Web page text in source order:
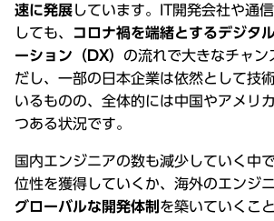
速に発展しています。IT開発会社や通
しても、
コロナ禍を端緒とするデジタ
ーション（DX） の流れで⼤きなチャン
だし、⼀部の⽇本企業は依然として技
いるものの、全体的には中国やアメリ
つある状況です。
国内エンジニアの数も減少していく中
位性を獲得していくか、海外のエンジ
グローバルな開発体制 を築いていくこ